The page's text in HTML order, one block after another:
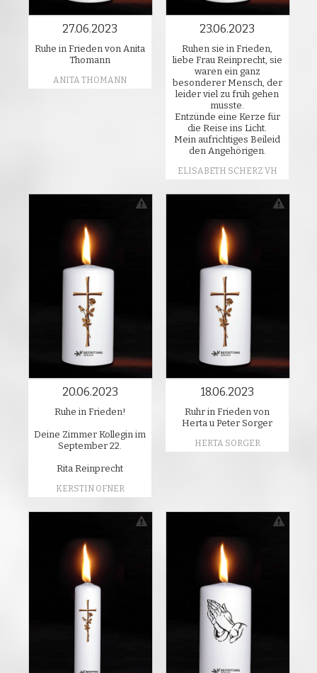
27.06.2023
Ruhe in Frieden von Anita
Thomann
ANITA THOMANN
23.06.2023
Ruhen sie in Frieden,
liebe Frau Reinprecht, sie
waren ein ganz
besonderer Mensch, der
leider viel zu früh gehen
musste.
Entzünde eine Kerze für
die Reise ins Licht.
Mein aufrichtiges Beileid
den Angehörigen.
ELISABETH SCHERZ VH
20.06.2023
Ruhe in Frieden!
Deine Zimmer Kollegin im
September 22.
Rita Reinprecht
KERSTIN OFNER
18.06.2023
Ruhr in Frieden von
Herta u Peter Sorger
HERTA SORGER